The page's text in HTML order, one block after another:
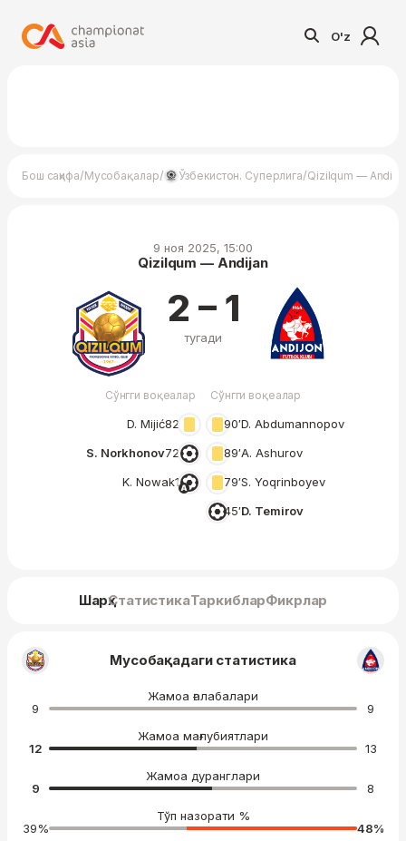
O'z
Бош саҳифа/Мусобақалар/ Ўзбекистон. Суперлига/Qizilqum —
9 ноя 2025, 15:00
Qizilqum — Andijan
Сўнгги воқеалар
D. Mijić82′
S. Norkhonov72′
K. Nowak1′
2 – 1
тугади
Сўнгги воқеалар
90′D. Abdumannopov
89′A. Ashurov
79′S. Yoqrinboyev
45′D. Temirov
ШарҳСтатистикаТаркибларФикрлар
Мусобақадаги статистика
Жамоа ғалабалари
9
9
Жамоа мағлубиятлари
12
13
Жамоа дуранглари
9
8
Тўп назорати %
39% 48%